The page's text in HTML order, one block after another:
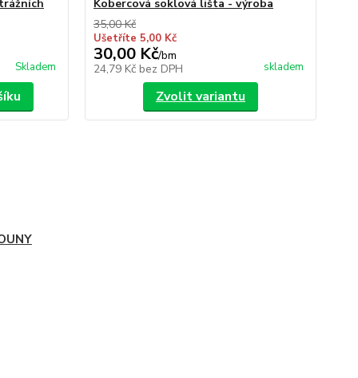
Skladem
Kobercová soklová lišta - výroba
35,00 Kč
Ušetříte 5,00 Kč
30,00 Kč/bm
24,79 Kč bez DPH skladem
Zvolit variantu